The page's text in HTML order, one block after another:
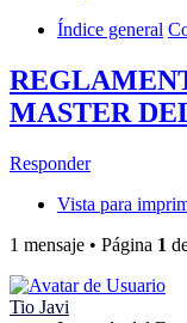
Índice general
MASTER
Responder
Vista para
1 mensaje • Página 1
Tio Javi